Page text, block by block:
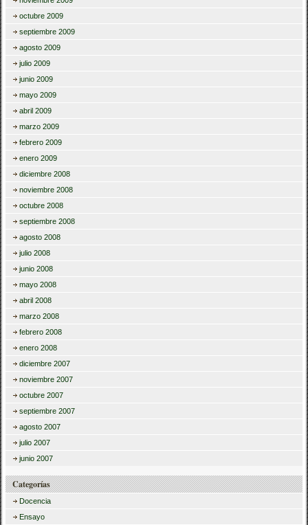
octubre 2009
septiembre 2009
agosto 2009
julio 2009
junio 2009
mayo 2009
abril 2009
marzo 2009
febrero 2009
enero 2009
diciembre 2008
noviembre 2008
octubre 2008
septiembre 2008
agosto 2008
julio 2008
junio 2008
mayo 2008
abril 2008
marzo 2008
febrero 2008
enero 2008
diciembre 2007
noviembre 2007
octubre 2007
septiembre 2007
agosto 2007
julio 2007
junio 2007
Categorías
Docencia
Ensayo